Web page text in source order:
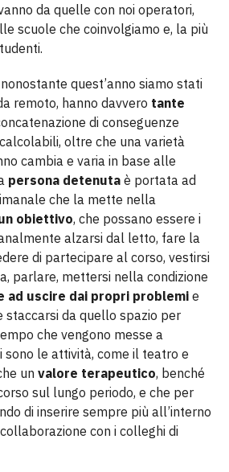
da quelle con noi operatori,
scuole che coinvolgiamo e, la più
quest’anno siamo stati
remoto, hanno davvero tante
di conseguenze
oltre che una varietà
cambia e varia in base alle
persona detenuta è portata ad
che la mette nella
obiettivo, che possano essere i
alzarsi dal letto, fare la
di partecipare al corso, vestirsi
parlare, mettersi nella condizione
ad uscire dai propri problemi e
da quello spazio per
che vengono messe a
sono le attività, come il teatro e
un valore terapeutico, benché
sul lungo periodo, e che per
di inserire sempre più all’interno
con i colleghi di